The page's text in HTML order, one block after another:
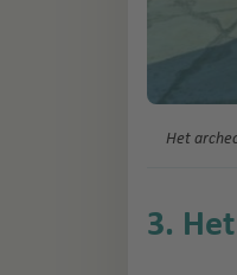
Het
3.